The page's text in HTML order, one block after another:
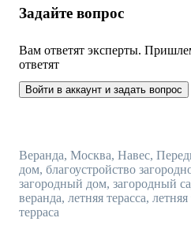
Задайте вопрос
Вам ответят эксперты.
ответят
Войти в аккаунт и задать вопрос
Веранда, Москва, Навес,
дом, благоустройство
загородный дом, загородный
веранда, летняя терасса,
терраса